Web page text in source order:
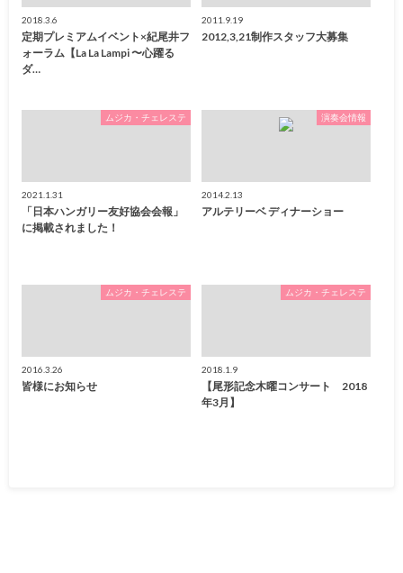
2018.3.6
定期プレミアムイベント×紀尾井フ
ォーラム【La La Lampi 〜心躍る
ダ…
2011.9.19
2012,3,21制作スタッフ大募集
ムジカ・チェレステ
2021.1.31
「日本ハンガリー友好協会会報」
に掲載されました！
演奏会情報
2014.2.13
アルテリーベ ディナーショー
ムジカ・チェレステ
2016.3.26
皆様にお知らせ
ムジカ・チェレステ
2018.1.9
【尾形記念木曜コンサート 2018
年3月】